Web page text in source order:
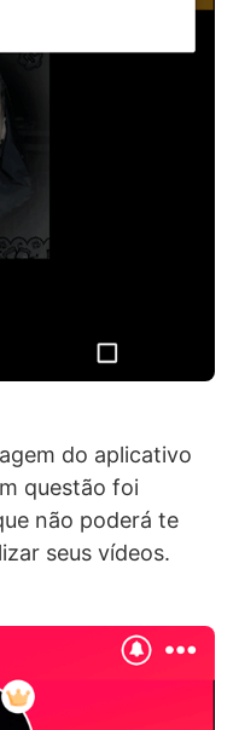
do aplicativo
questão foi
não poderá te
seus vídeos.